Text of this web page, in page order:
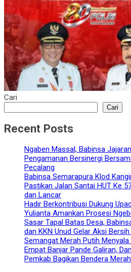
Cari
Cari
Recent Posts
Ngaben Massal, Babinsa
Pengamanan Bersinergi
Pecalang
Babinsa Semarapura Klod
Pastikan Jalan Santai HUT Ke
dan Lancar
Hadir Berkontribusi Dukung
Yulianta Amankan Prosesi
Sasar Tapal Batas Desa,
dan KKN Unud Gelar Aksi
Semangat Merah Putih
Empat Banjar Pande Galiran,
Pemkab Bagikan Bendera